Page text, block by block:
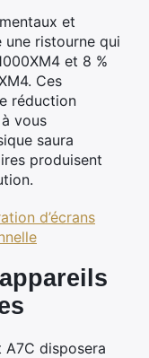
et
ristourne qui
et 8 %
Ces
réduction
vous
saura
produisent
d’écrans
A7C disposera
×